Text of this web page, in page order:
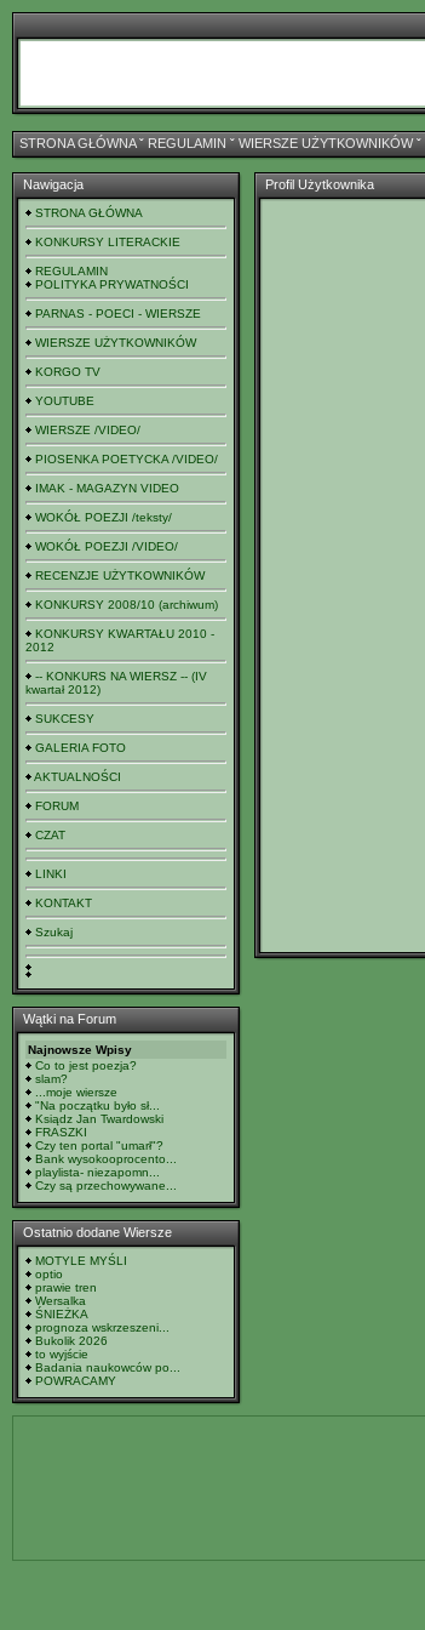
STRONA GŁÓWNAˇ REGULAMIN ˇ WIERSZE UŻYTKOWNIKÓWˇ
Nawigacja
STRONA GŁÓWNA
KONKURSY LITERACKIE
REGULAMIN
POLITYKA PRYWATNOŚCI
PARNAS - POECI - WIERSZE
WIERSZE UŻYTKOWNIKÓW
KORGO TV
YOUTUBE
WIERSZE /VIDEO/
PIOSENKA POETYCKA /VIDEO/
IMAK - MAGAZYN VIDEO
WOKÓŁ POEZJI /teksty/
WOKÓŁ POEZJI /VIDEO/
RECENZJE UŻYTKOWNIKÓW
KONKURSY 2008/10 (archiwum)
KONKURSY KWARTAŁU 2010 -
2012
-- KONKURS NA WIERSZ -- (IV
kwartał 2012)
SUKCESY
GALERIA FOTO
AKTUALNOŚCI
FORUM
CZAT
LINKI
KONTAKT
Szukaj
Wątki na Forum
Najnowsze Wpisy
Co to jest poezja?
slam?
...moje wiersze
"Na początku było sł...
Ksiądz Jan Twardowski
FRASZKI
Czy ten portal "umarł"?
Bank wysokooprocento...
playlista- niezapomn...
Czy są przechowywane...
Ostatnio dodane Wiersze
MOTYLE MYŚLI
optio
prawie tren
Wersalka
ŚNIEŻKA
prognoza wskrzeszeni...
Bukolik 2026
to wyjście
Badania naukowców po...
POWRACAMY
Profil Użytkownika